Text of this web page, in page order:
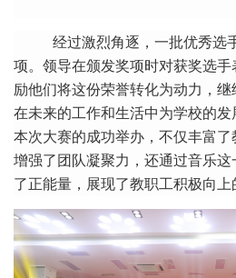
经过激烈角逐，一批优秀选
项。领导在颁发奖项时对获奖选手
励他们将这份荣誉转化为动力，继
在未来的工作和生活中为学校的发
本次大赛的成功举办，不仅丰富了
增强了团队凝聚力，还通过音乐
了正能量，展现了教职工积极向上